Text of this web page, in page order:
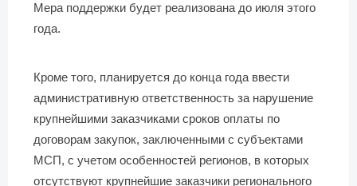
Мера поддержки будет реализована до июля этого
года.
Кроме того, планируется до конца года ввести
административную ответственность за нарушение
крупнейшими заказчиками сроков оплаты по
договорам закупок, заключенными с субъектами
МСП, с учетом особенностей регионов, в которых
отсутствуют крупнейшие заказчики регионального